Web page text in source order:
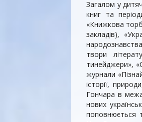
Загалом у
книг та
«Книжкова
закладів),
твори
тинейджери»,
журнали
історії,
Гончара в
нових
поповнюється